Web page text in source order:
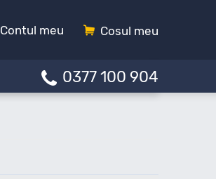
Cosul meu
Contul meu
0377 100 904